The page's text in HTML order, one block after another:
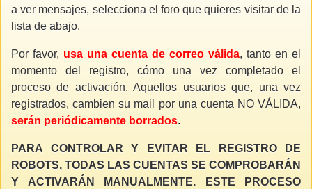
a ver mensajes, selecciona el foro que quieres visitar de la
lista de abajo.
Por favor, usa una cuenta de correo válida, tanto en el
momento del registro, cómo una vez completado el
proceso de activación. Aquellos usuarios que, una vez
registrados, cambien su mail por una cuenta NO VÁLIDA,
serán periódicamente borrados.
PARA CONTROLAR Y EVITAR EL REGISTRO DE
ROBOTS, TODAS LAS CUENTAS SE COMPROBARÁN
Y ACTIVARÁN MANUALMENTE. ESTE PROCESO